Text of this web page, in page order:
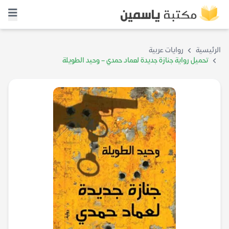
الرئيسية
روايات عربية
تحميل رواية جنازة جديدة لعماد حمدي – وحيد الطويلة